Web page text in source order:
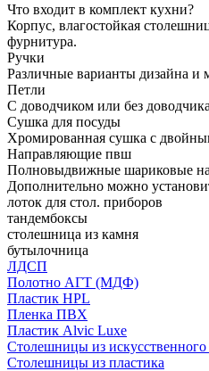
Что входит в комплект кухни?
Корпус, влагостойкая
фурнитура.
Ручки
Различные варианты дизайна и
Петли
С доводчиком или без
Сушка для посуды
Хромированная сушка с
Направляющие пвш
Полновыдвижные шариковые
Дополнительно можно
лоток для стол. приборов
тандембоксы
столешница из камня
бутылочница
ЛДСП
Полотно АГТ (МДФ)
Пластик HPL
Пленка ПВХ
Пластик Alvic Luxe
Столешницы из
Столешницы из пластика